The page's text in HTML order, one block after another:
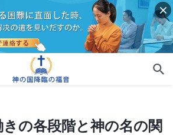
と神の名の関係についての言葉
の各段階と神の名の関